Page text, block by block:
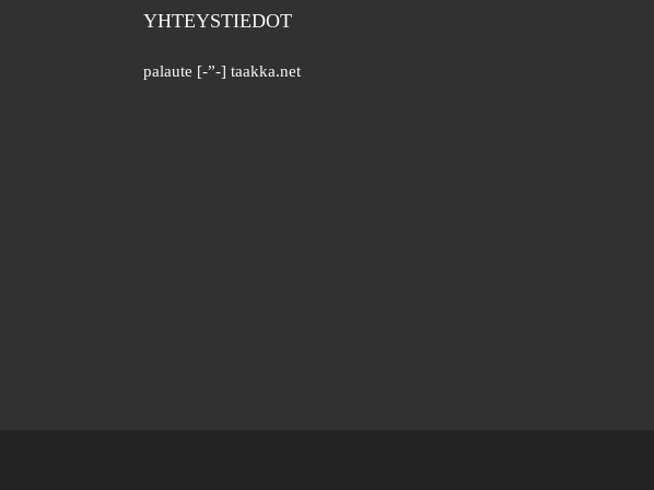
YHTEYSTIEDOT
palaute [-”-] taakka.net